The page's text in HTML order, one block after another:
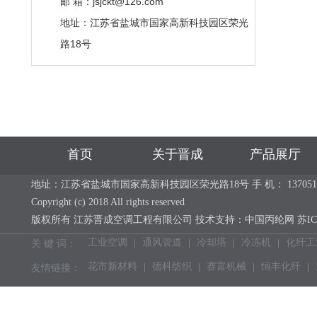
地址：江苏省盐城市国家高新科技园区荣光
路18号
首页 关于晋成 产品展厅
地址：江苏省盐城市国家高新科技园区荣光路18号 手 机：
Copyright (c) 2018 All rights reserved
版权所有 江苏晋成空调工程有限公司 技术支持： 中国丙纶网 苏
关 键 词： 工业空调 通风管道 冷却塔 冷冻机 化纤
友情链接： 花市新材料 德科纺织 赛富机械 恒丰化纤